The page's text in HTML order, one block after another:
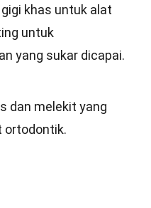
khas untuk alat
untuk
yang sukar dicapai.
dan melekit yang
ortodontik.